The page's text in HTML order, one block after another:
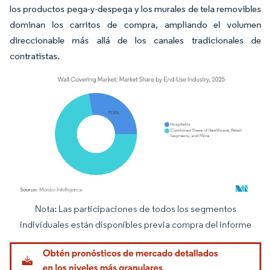
los productos pega-y-despega y los murales de tela removibles
dominan los carritos de compra, ampliando el volumen
direccionable más allá de los canales tradicionales de
contratistas.
Imagen © Mordor Intelligence. El uso requiere atribución según CC BY 4.0.
Nota: Las participaciones de todos los segmentos
individuales están disponibles previa compra del informe